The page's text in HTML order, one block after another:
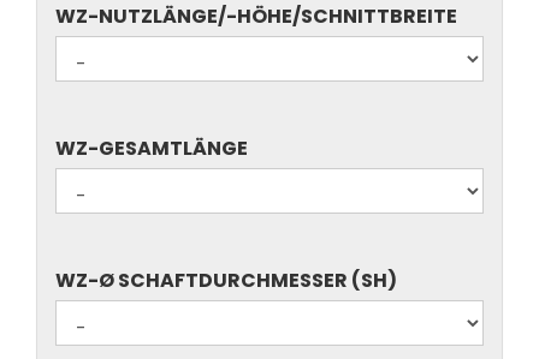
WZ-
NUTZLÄNGE/-
HÖHE/SCHNITTBREITE
WZ-NUTZLÄNGE/-HÖHE/SCHNITTBREITE
WZ-
GESAMTLÄNGE
WZ-GESAMTLÄNGE
WZ-
Ø
SCHAFTDURCHMESSER
WZ-Ø SCHAFTDURCHMESSER (SH)